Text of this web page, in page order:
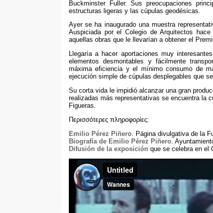
Buckminster Fuller.Sus preocupaciones
estructuras ligeras y las cúpulas geodésicas
Ayer se ha inaugurado una muestra
Auspiciada por el Colegio de Arquitectos
aquellas obras que le llevarían a obtener el
Llegaría a hacer aportaciones muy
elementos desmontables y fácilmente
máxima eficiencia y el mínimo consumo de
ejecución simple de cúpulas desplegables que
Su corta vida le impidió alcanzar una gran
realizadas más representativas se encuentra la
Figueras
Περισσότερες πληροφορίες:
Emilio Pérez Piñero Página divulgativa de la
Biografía de Emilio Pérez Piñero
Difusión de la exposición que se celebra en el